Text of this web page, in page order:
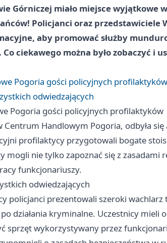
Górniczej miało miejsce wyjątkowe
Policjanci oraz przedstawiciele
aby promować służby
ciekawego można było zobaczyć i
Pogoria gości policyjnych profilaktyków
odwiedzających
Pogoria gości policyjnych profilaktyków
Handlowym Pogoria, odbyła
profilaktycy przygotowali bogate
mogli nie tylko zapoznać się z zasadami
funkcjonariuszy.
odwiedzających
policjanci prezentowali szeroki
działania kryminalne. Uczestnicy mieli
sprzęt wykorzystywany przez